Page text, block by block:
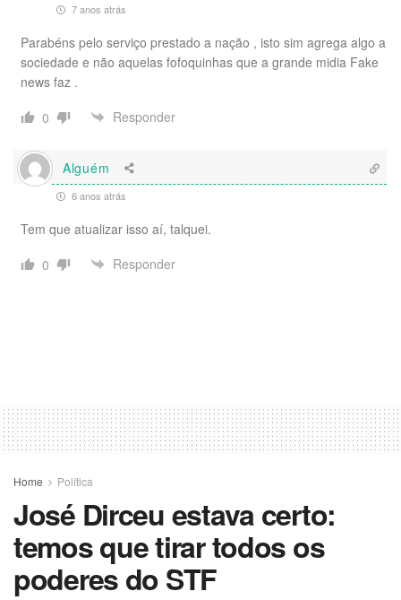
7 anos atrás
Parabéns pelo serviço prestado a nação , isto sim agrega algo a
sociedade e não aquelas fofoquinhas que a grande midia Fake
news faz .
0
Responder
Alguém
6 anos atrás
Tem que atualizar isso aí, talquei.
0
Responder
Home Política
José Dirceu estava certo:
temos que tirar todos os
poderes do STF